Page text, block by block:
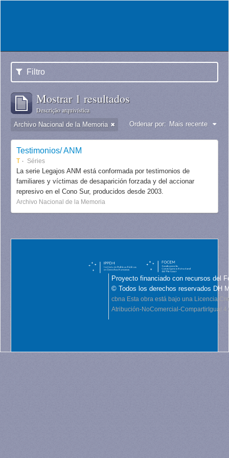
Filtro
Mostrar 1 resultados
Descrição arquivística
Archivo Nacional de la Memoria Ordenar por: Mais recente
Testimonios/ ANM
T Séries
La serie Legajos ANM está conformada por testimonios de
familiares y víctimas de desaparición forzada y del accionar
represivo en el Cono Sur, producidos desde 2003.
Archivo Nacional de la Memoria
Proyecto financiado con recursos del
© Todos los derechos reservados DH
cbna Esta obra está bajo una Licencia
Atribución-NoComercial-CompartirIgual